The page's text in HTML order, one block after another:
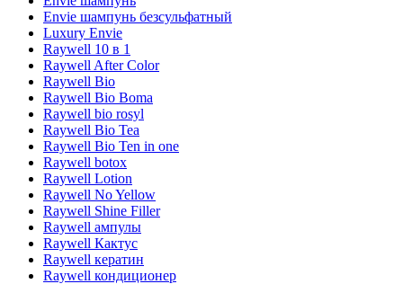
Envie шампунь безсульфатный
Luxury Envie
Raywell 10 в 1
Raywell After Color
Raywell Bio
Raywell Bio Boma
Raywell bio rosyl
Raywell Bio Tea
Raywell Bio Ten in one
Raywell botox
Raywell Lotion
Raywell No Yellow
Raywell Shine Filler
Raywell ампулы
Raywell Кактус
Raywell кератин
Raywell кондиционер